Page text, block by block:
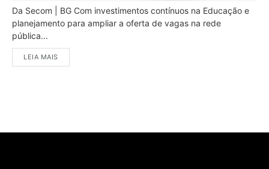
Da Secom | BG Com investimentos contínuos na Educação e
planejamento para ampliar a oferta de vagas na rede
pública...
LEIA MAIS